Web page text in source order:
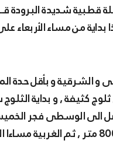
من مساء الأربعاء
الشرقية و بأقل حدة
, و بداية الثلوج
يتعدى علوها 1000 متر ثم تصل
تحت ثلوج بداية من المرتفعات التي